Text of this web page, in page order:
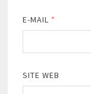
E-MAIL *
SITE WEB